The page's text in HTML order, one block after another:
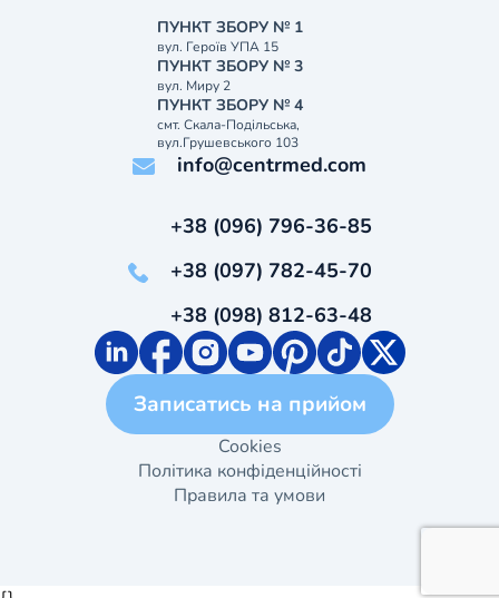
ПУНКТ ЗБОРУ № 1
вул. Героїв УПА 15
ПУНКТ ЗБОРУ № 3
вул. Миру 2
ПУНКТ ЗБОРУ № 4
смт. Скала-Подільська,
вул.Грушевського 103
info@centrmed.com
+38 (096) 796-36-85
+38 (097) 782-45-70
+38 (098) 812-63-48
Записатись на прийом
Cookies
Політика конфіденційності
Правила та умови